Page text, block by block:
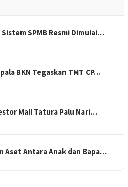
SPMB Resmi Dimulai…
BKN Tegaskan TMT CP…
Mall Tatura Palu Nari…
Aset Antara Anak dan Bapa…